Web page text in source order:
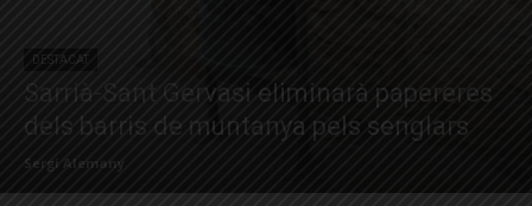
DESTACAT
Sarrià-Sant Gervasi eliminarà papereres
dels barris de muntanya pels senglars
Sergi Alemany